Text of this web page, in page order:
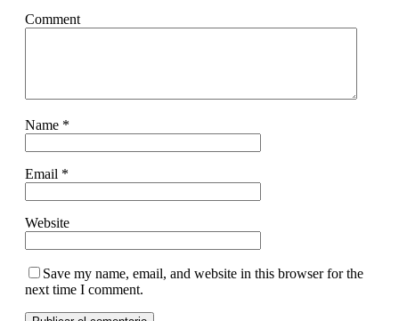
Comment
Name *
Email *
Website
Save my name, email, and website in this browser for the
next time I comment.